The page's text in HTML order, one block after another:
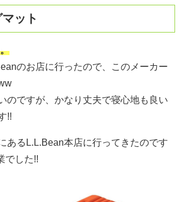
ット
のお店に行ったので、このメーカー
のですが、かなり丈夫で寝心地も良い
!!
あるL.L.Bean本店に行ってきたのです
でした!!